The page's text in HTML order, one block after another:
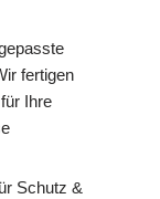
fertigen
Ihre
Schutz &